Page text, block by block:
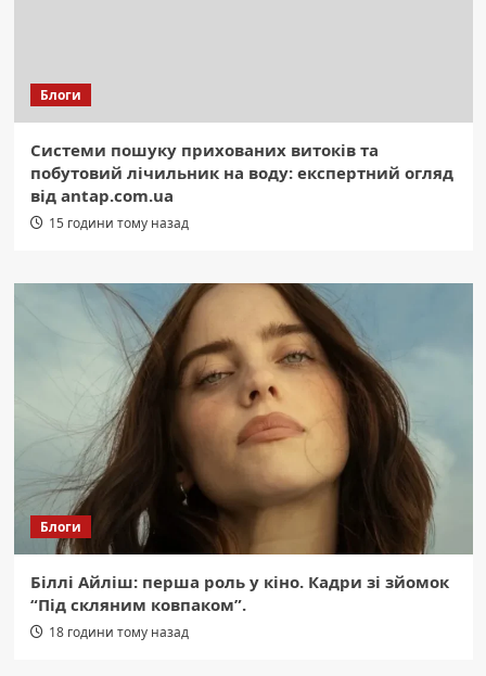
Блоги
Системи пошуку прихованих витоків та
побутовий лічильник на воду: експертний огляд
від antap.com.ua
15 години тому назад
Блоги
Біллі Айліш: перша роль у кіно. Кадри зі зйомок
“Під скляним ковпаком”.
18 години тому назад